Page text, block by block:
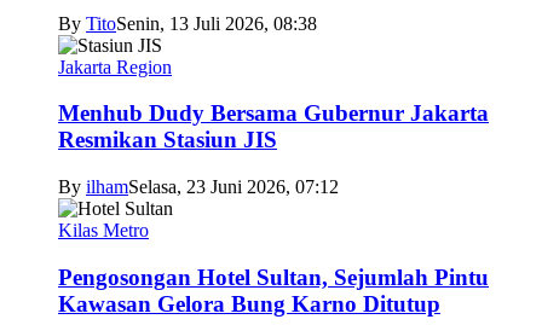
By TitoSenin, 13 Juli 2026, 08:38
Jakarta Region
Menhub Dudy Bersama Gubernur Jakarta
Resmikan Stasiun JIS
By ilhamSelasa, 23 Juni 2026, 07:12
Kilas Metro
Pengosongan Hotel Sultan, Sejumlah Pintu
Kawasan Gelora Bung Karno Ditutup